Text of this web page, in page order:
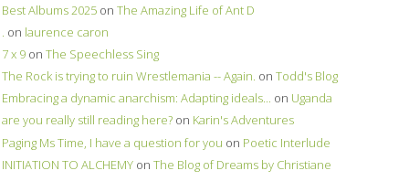
Best Albums 2025 on The Amazing Life of Ant D
. on laurence caron
7 x 9 on The Speechless Sing
The Rock is trying to ruin Wrestlemania -- Again. on Todd's Blog
Embracing a dynamic anarchism: Adapting ideals... on Uganda
are you really still reading here? on Karin's Adventures
Paging Ms Time, I have a question for you on Poetic Interlude
INITIATION TO ALCHEMY on The Blog of Dreams by Christiane